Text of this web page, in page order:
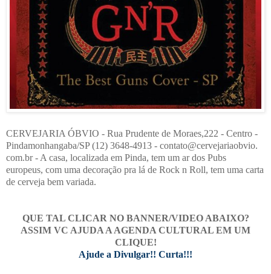
CERVEJARIA ÓBVIO - Rua Prudente de Moraes,222 - Centro -
Pindamonhangaba/SP (12) 3648-4913 - contato@cervejariaobvio.​
com.br - A casa, localizada em Pinda, tem um ar dos Pubs
europeus, com uma decoração pra lá de Rock n Roll, tem uma carta
de cerveja bem variada.
QUE TAL CLICAR NO BANNER/VIDEO ABAIXO?
ASSIM VC AJUDA A AGENDA CULTURAL EM UM
CLIQUE!
Ajude a Divulgar!! Curta!!!